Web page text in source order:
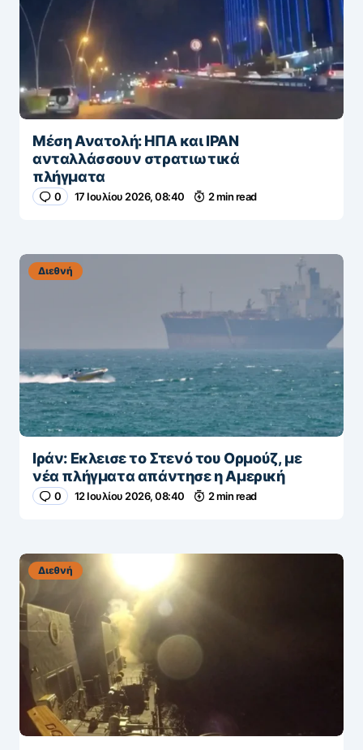
Μέση Ανατολή: ΗΠΑ και ΙΡΑΝ
ανταλλάσσουν στρατιωτικά
πλήγματα
0 17 Ιουλίου 2026, 08:40 2 min read
Διεθνή
Ιράν: Εκλεισε το Στενό του Ορμούζ, με
νέα πλήγματα απάντησε η Αμερική
0 12 Ιουλίου 2026, 08:40 2 min read
Διεθνή